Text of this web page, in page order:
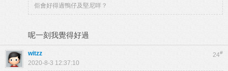
佢會好得過鴨仔及堅尼咩？
呢一刻我覺得好過
24#
witzz
2020-8-3 12:37:10